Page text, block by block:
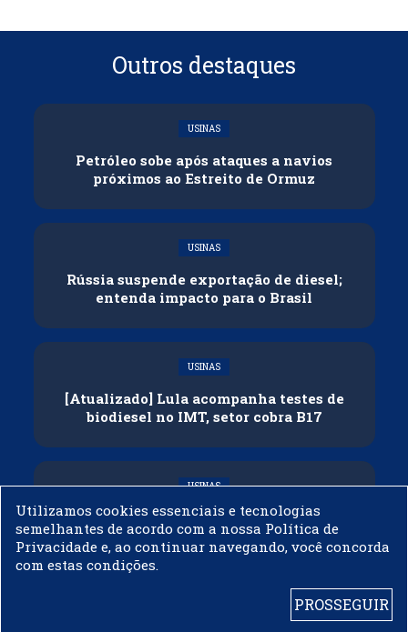
Outros destaques
USINAS
Petróleo sobe após ataques a navios
próximos ao Estreito de Ormuz
USINAS
Rússia suspende exportação de diesel;
entenda impacto para o Brasil
USINAS
[Atualizado] Lula acompanha testes de
biodiesel no IMT, setor cobra B17
USINAS
Governo adia reunião sobre mistura de
etanol na gasolina
Utilizamos cookies essenciais e tecnologias
semelhantes de acordo com a nossa Política de
Privacidade e, ao continuar navegando, você concorda
com estas condições.
PROSSEGUIR